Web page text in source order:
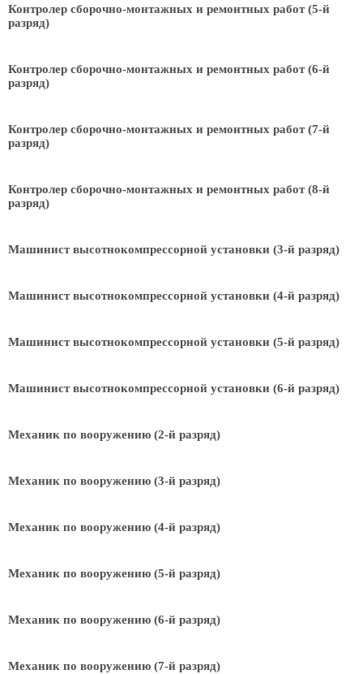
Контролер сборочно-монтажных и ремонтных работ (5-й
разряд)
Контролер сборочно-монтажных и ремонтных работ (6-й
разряд)
Контролер сборочно-монтажных и ремонтных работ (7-й
разряд)
Контролер сборочно-монтажных и ремонтных работ (8-й
разряд)
Машинист высотнокомпрессорной установки (3-й разряд)
Машинист высотнокомпрессорной установки (4-й разряд)
Машинист высотнокомпрессорной установки (5-й разряд)
Машинист высотнокомпрессорной установки (6-й разряд)
Механик по вооружению (2-й разряд)
Механик по вооружению (3-й разряд)
Механик по вооружению (4-й разряд)
Механик по вооружению (5-й разряд)
Механик по вооружению (6-й разряд)
Механик по вооружению (7-й разряд)